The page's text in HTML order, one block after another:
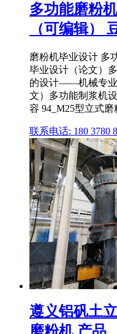
多功能磨粉
（可编辑）
磨粉机毕业设计 多
毕业设计（论文）
的设计——机械专业
文）多功能制浆机
容 94_M25型立式
联系电话: 180 3780
遵义铝矾土
磨粉机 产品